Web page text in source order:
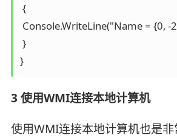
{
Console.WriteLine("Name = {0, -
}
}
3 使用WMI连接本地计算机
使用WMI连接本地计算机也是